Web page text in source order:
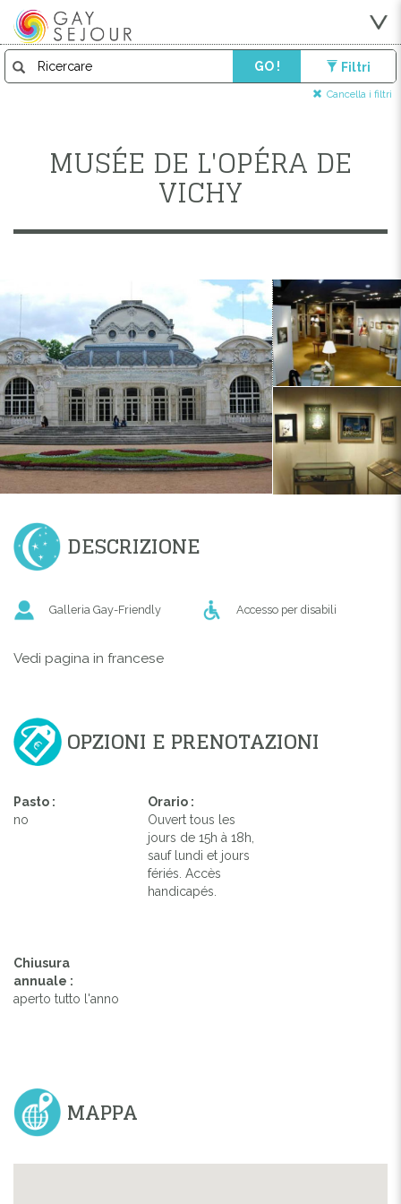
GO ! Filtri
Cancella i filtri
MUSÉE DE L'OPÉRA DE
VICHY
DESCRIZIONE
Galleria Gay-Friendly Accesso per disabili
Vedi pagina in francese
OPZIONI E PRENOTAZIONI
Pasto :
no
Orario :
Ouvert tous les
jours de 15h à 18h,
sauf lundi et jours
fériés. Accès
handicapés.
Chiusura
annuale :
aperto tutto l'anno
MAPPA